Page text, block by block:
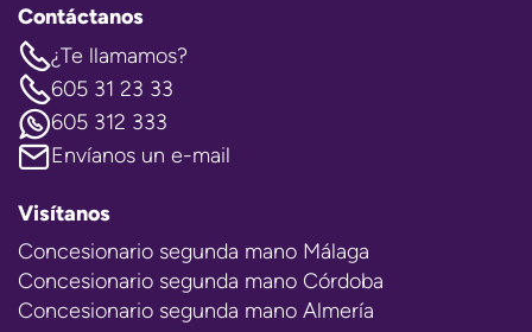
Contáctanos
¿Te llamamos?
605 31 23 33
605 312 333
Envíanos un e-mail
Visítanos
Concesionario segunda mano Málaga
Concesionario segunda mano Córdoba
Concesionario segunda mano Almería